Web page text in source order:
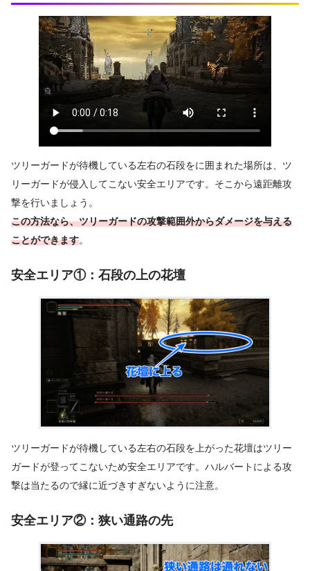
ツリーガードが待機している左右の石段をに囲まれた場所は、ツ
リーガードが侵入してこない安全エリアです。そこから遠距離攻
撃を行いましょう。
この方法なら、ツリーガードの攻撃範囲外からダメージを与える
ことができます。
安全エリア①：石段の上の花壇
ツリーガードが待機している左右の石段を上がった花壇はツリー
ガードが登ってこないため安全エリアです。ハルバートによる攻
撃は当たるので縁に近づきすぎないように注意。
安全エリア②：狭い通路の先